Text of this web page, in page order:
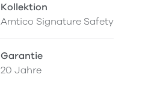
Kollektion
Amtico Signature Safety
Garantie
20 Jahre